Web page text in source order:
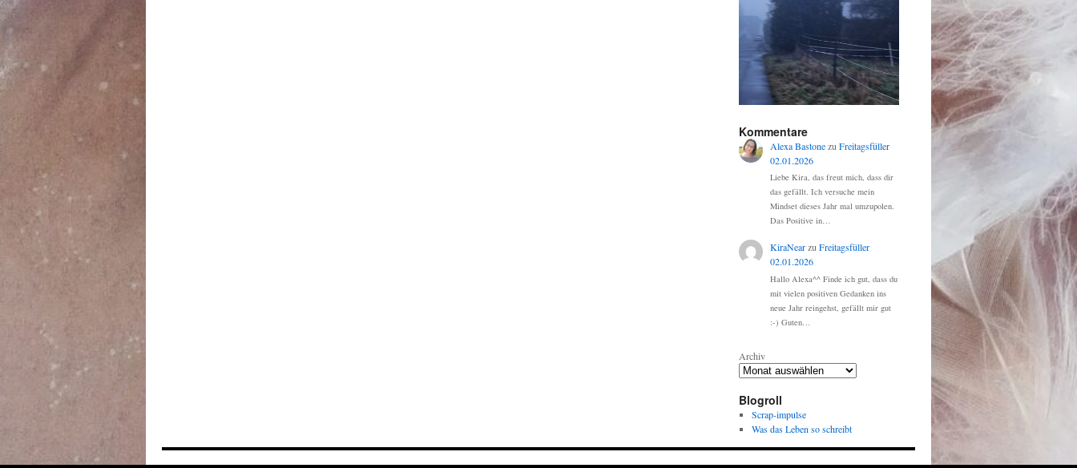
Kommentare
Alexa Bastonezu Freitagsfüller
02.01.2026
Liebe Kira, das freut mich, dass dir
das gefällt. Ich versuche mein
Mindset dieses Jahr mal umzupolen.
Das Positive in…
KiraNearzu Freitagsfüller
02.01.2026
Hallo Alexa^^ Finde ich gut, dass du
mit vielen positiven Gedanken ins
neue Jahr reingehst, gefällt mir gut
:-) Guten…
Archiv
Blogroll
Scrap-impulse
Was das Leben so schreibt